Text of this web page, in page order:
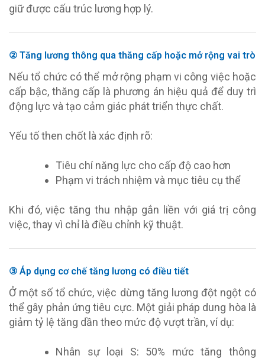
giữ được cấu trúc lương hợp lý.
② Tăng lương thông qua thăng cấp hoặc mở rộng vai trò
Nếu tổ chức có thể mở rộng phạm vi công việc hoặc
cấp bậc, thăng cấp là phương án hiệu quả để duy trì
động lực và tạo cảm giác phát triển thực chất.
Yếu tố then chốt là xác định rõ:
Tiêu chí năng lực cho cấp độ cao hơn
Phạm vi trách nhiệm và mục tiêu cụ thể
Khi đó, việc tăng thu nhập gắn liền với giá trị công
việc, thay vì chỉ là điều chỉnh kỹ thuật.
③ Áp dụng cơ chế tăng lương có điều tiết
Ở một số tổ chức, việc dừng tăng lương đột ngột có
thể gây phản ứng tiêu cực. Một giải pháp dung hòa là
giảm tỷ lệ tăng dần theo mức độ vượt trần, ví dụ:
Nhân sự loại S: 50% mức tăng thông